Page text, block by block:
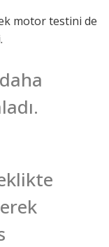
motor testini de